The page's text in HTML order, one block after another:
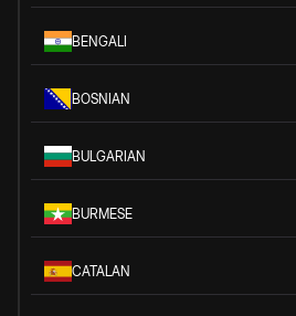
BENGALI
BOSNIAN
BULGARIAN
BURMESE
CATALAN